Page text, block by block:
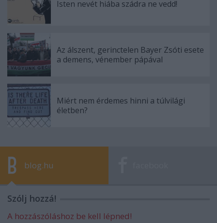
Isten nevét hiába szádra ne vedd!
Az álszent, gerinctelen Bayer Zsóti esete
a demens, vénember pápával
Miért nem érdemes hinni a túlvilági
életben?
blog.hu
Szólj hozzá!
A hozzászóláshoz be kell lépned!